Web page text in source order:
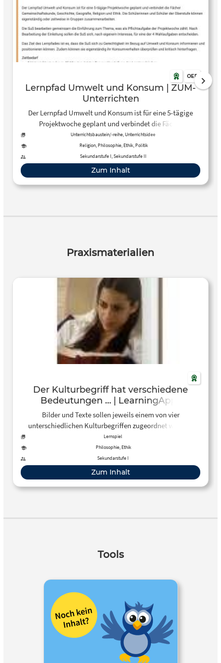
OER
Lernpfad Umwelt und Konsum | ZUM-
Unterrichten
Der Lernpfad Umwelt und Konsum ist für eine 5-tägige
Projektwoche geplant und verbindet die Fächer
Gemeinschaftskunde, Geschichte, Geografie, Religion und
Ethik. Die Schülerinnen und Schüler der Oberstufe können
eigenständig oder zeitweise in Gruppen
zusammenarbeiten.
Unterrichtsbaustein/-reihe, Unterrichtsidee
Religion, Philosophie, Ethik, Politik
Sekundarstufe I, Sekundarstufe II
Zum Inhalt
Praxismaterialien
Der Kulturbegriff hat verschiedene
Bedeutungen … | LearningApps
Bilder und Texte sollen jeweils einem von vier
unterschiedlichen Kulturbegriffen zugeordnet werden.
Aufgabe: Ordne die jeweiligen Bilder oder Infotexte der
richtigen Bedeutung von Kultur zu.
Lernspiel
Philosophie, Ethik
Sekundarstufe I
Zum Inhalt
Tools